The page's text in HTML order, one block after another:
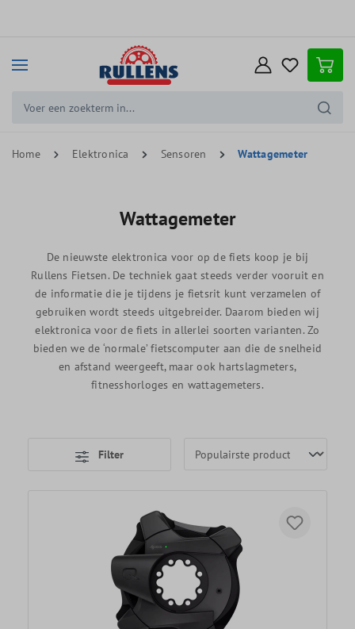
Home Elektronica Sensoren Wattagemeter
Wattagemeter
De nieuwste elektronica voor op de fiets koop je bij
Rullens Fietsen. De techniek gaat steeds verder vooruit en
de informatie die je tijdens je fietsrit kunt verzamelen of
gebruiken wordt steeds uitgebreider. Daarom bieden wij
elektronica voor de fiets in allerlei soorten varianten. Zo
bieden we de ‘normale’ fietscomputer aan die de snelheid
en afstand weergeeft, maar ook hartslagmeters,
fitnesshorloges en wattagemeters.
Filter